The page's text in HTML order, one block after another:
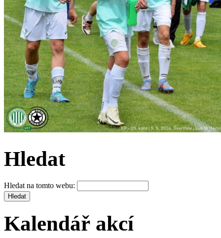
Hledat
Hledat na tomto webu:
Kalendář akcí